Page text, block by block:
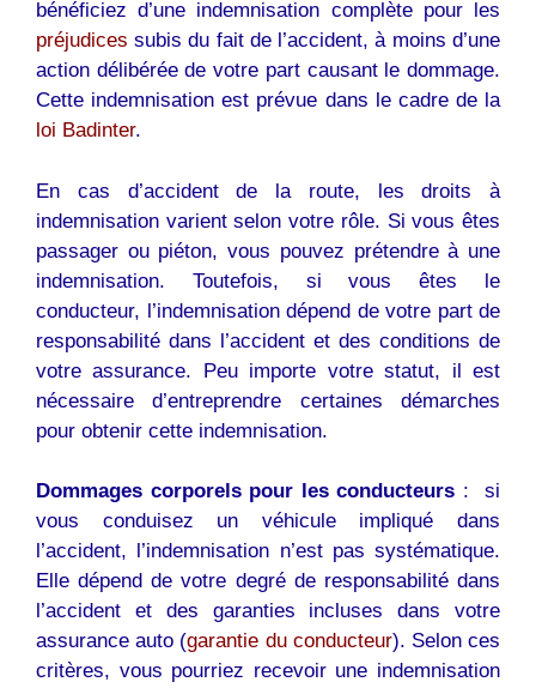
bénéficiez d’une indemnisation complète pour les
préjudices subis du fait de l’accident, à moins d’une
action délibérée de votre part causant le dommage.
Cette indemnisation est prévue dans le cadre de la
loi Badinter.
En cas d’accident de la route, les droits à
indemnisation varient selon votre rôle. Si vous êtes
passager ou piéton, vous pouvez prétendre à une
indemnisation. Toutefois, si vous êtes le
conducteur, l’indemnisation dépend de votre part de
responsabilité dans l’accident et des conditions de
votre assurance. Peu importe votre statut, il est
nécessaire d’entreprendre certaines démarches
pour obtenir cette indemnisation.
Dommages corporels pour les conducteurs : si
vous conduisez un véhicule impliqué dans
l’accident, l’indemnisation n’est pas systématique.
Elle dépend de votre degré de responsabilité dans
l’accident et des garanties incluses dans votre
assurance auto (garantie du conducteur). Selon ces
critères, vous pourriez recevoir une indemnisation